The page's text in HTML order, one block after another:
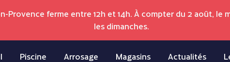
Provence ferme entre 12h et 14h. À compter du 2 août, le
les dimanches.
Piscine Arrosage Magasins Actualités